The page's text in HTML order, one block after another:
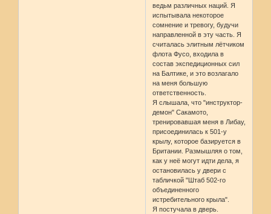
ведьм различных наций. Я
испытывала некоторое
сомнение и тревогу, будучи
направленной в эту часть. Я
считалась элитным лётчиком
флота Фусо, входила в
состав экспедиционных сил
на Балтике, и это возлагало
на меня большую
ответственность.
Я слышала, что "инструктор-
демон" Сакамото,
тренировавшая меня в Либау,
присоединилась к 501-у
крылу, которое базируется в
Британии. Размышляя о том,
как у неё могут идти дела, я
остановилась у двери с
табличкой "Штаб 502-го
объединенного
истребительного крыла".
Я постучала в дверь.